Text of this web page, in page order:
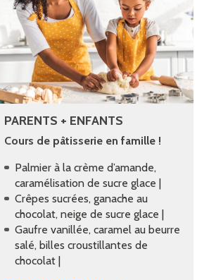
PARENTS + ENFANTS
Cours de pâtisserie en famille !
Palmier à la crème d’amande,
caramélisation de sucre glace |
Crêpes sucrées, ganache au
chocolat, neige de sucre glace |
Gaufre vanillée, caramel au beurre
salé, billes croustillantes de
chocolat |